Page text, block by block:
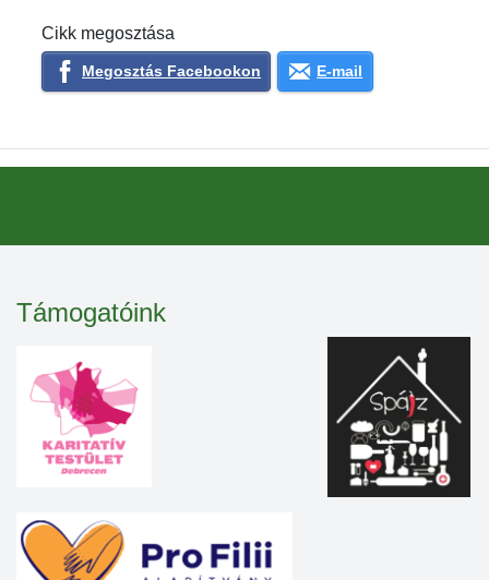
Cikk megosztása
Megosztás Facebookon E-mail
Támogatóink